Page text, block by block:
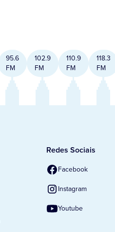
95.6
FM
102.9
FM
110.9
FM
118.3
FM
Redes Sociais
Facebook
Instagram
Youtube